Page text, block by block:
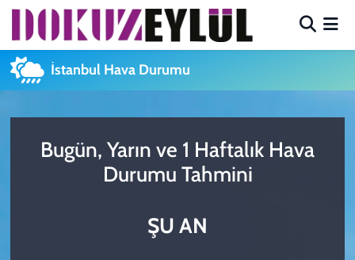
İstanbul Hava Durumu
Bugün, Yarın ve 1 Haftalık Hava
Durumu Tahmini
ŞU AN
Hava Durumu
Süper Lig Puan Durumu ve Fikstür
Tüm Manşetler
Son Dakika Haberleri